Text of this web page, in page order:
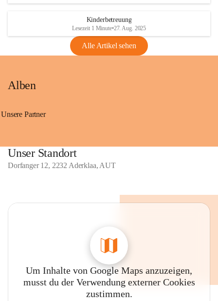
Kinderbetreuung
Lesezeit 1 Minute•27. Aug. 2025
Alle Artikel sehen
Alben
Unsere Partner
Unser Standort
Dorfanger 12, 2232 Aderklaa, AUT
Um Inhalte von Google Maps anzuzeigen,
musst du der Verwendung externer Cookies
zustimmen.